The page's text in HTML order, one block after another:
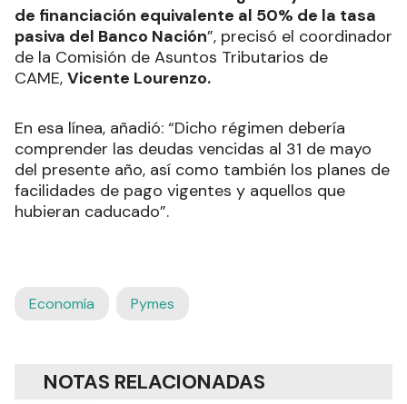
de financiación equivalente al 50% de la tasa
pasiva del Banco Nación”, precisó el coordinador
de la Comisión de Asuntos Tributarios de
CAME, Vicente Lourenzo.
En esa línea, añadió: “Dicho régimen debería
comprender las deudas vencidas al 31 de mayo
del presente año, así como también los planes de
facilidades de pago vigentes y aquellos que
hubieran caducado”.
Economía Pymes
NOTAS RELACIONADAS